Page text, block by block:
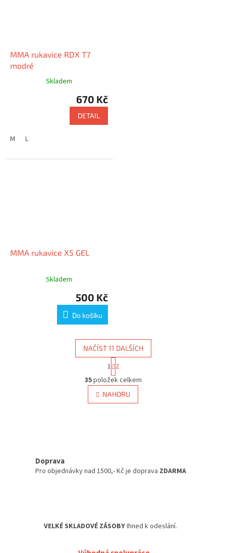
MMA rukavice RDX T7
modré
Skladem
670 Kč
DETAIL
M L
MMA rukavice X5 GEL
Skladem
500 Kč
Do košíku
O
v
l
á
v
i
NAČÍST 11 DALŠÍCH
t
r
á
n
k
1 2
35položek celkem
NAHORU
Doprava
Pro objednávky nad 1500,- Kč je doprava ZDARMA
VELKÉ SKLADOVÉ ZÁSOBYIhned k odeslání.